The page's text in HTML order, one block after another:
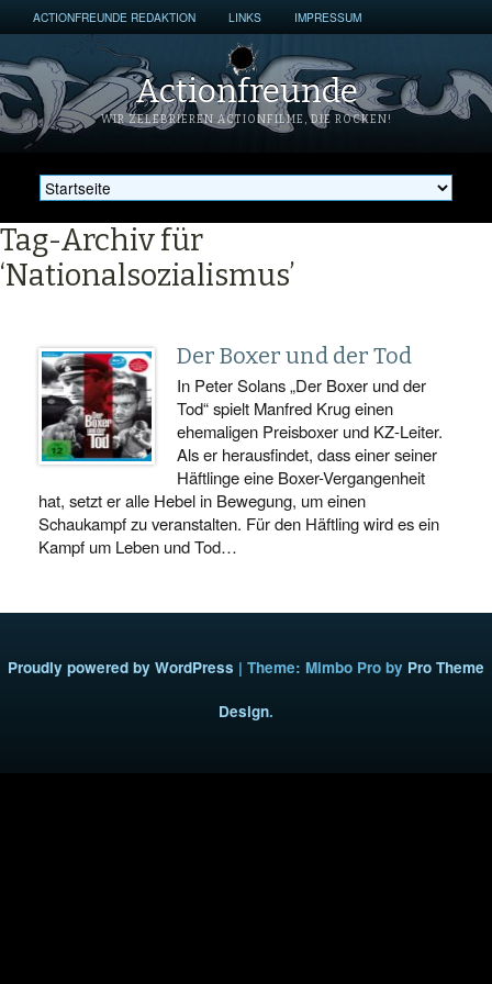
ACTIONFREUNDE REDAKTION LINKS IMPRESSUM
Actionfreunde
WIR ZELEBRIEREN ACTIONFILME, DIE ROCKEN!
Tag-Archiv für
‘Nationalsozialismus’
Der Boxer und der Tod
In Peter Solans „Der Boxer und der
Tod“ spielt Manfred Krug einen
ehemaligen Preisboxer und KZ-Leiter.
Als er herausfindet, dass einer seiner
Häftlinge eine Boxer-Vergangenheit
hat, setzt er alle Hebel in Bewegung, um einen
Schaukampf zu veranstalten. Für den Häftling wird es ein
Kampf um Leben und Tod…
Proudly powered by WordPress | Theme: Mimbo Pro by Pro Theme
Design.